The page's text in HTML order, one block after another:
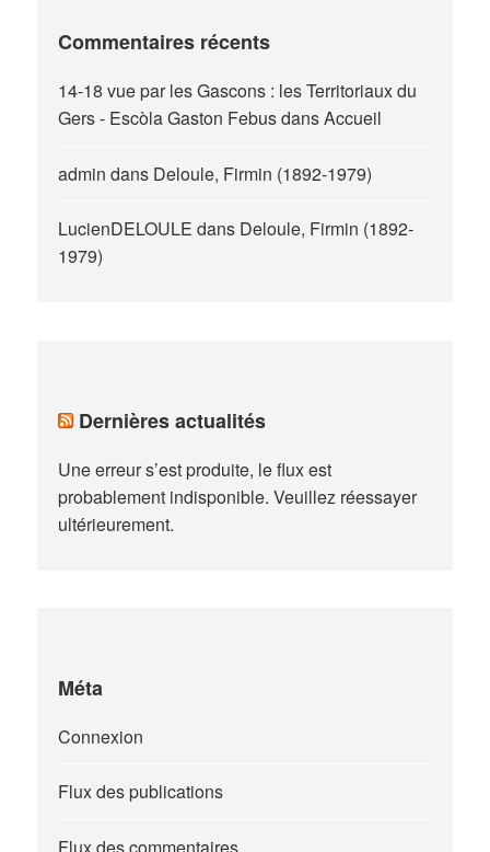
Commentaires récents
14-18 vue par les Gascons : les Territoriaux du
Gers - Escòla Gaston FebusdansAccueil
admin dans Deloule, Firmin (1892-1979)
LucienDELOULE dans Deloule, Firmin (1892-
1979)
Dernières actualités
Une erreur s’est produite, le flux est
probablement indisponible. Veuillez réessayer
ultérieurement.
Méta
Connexion
Flux des publications